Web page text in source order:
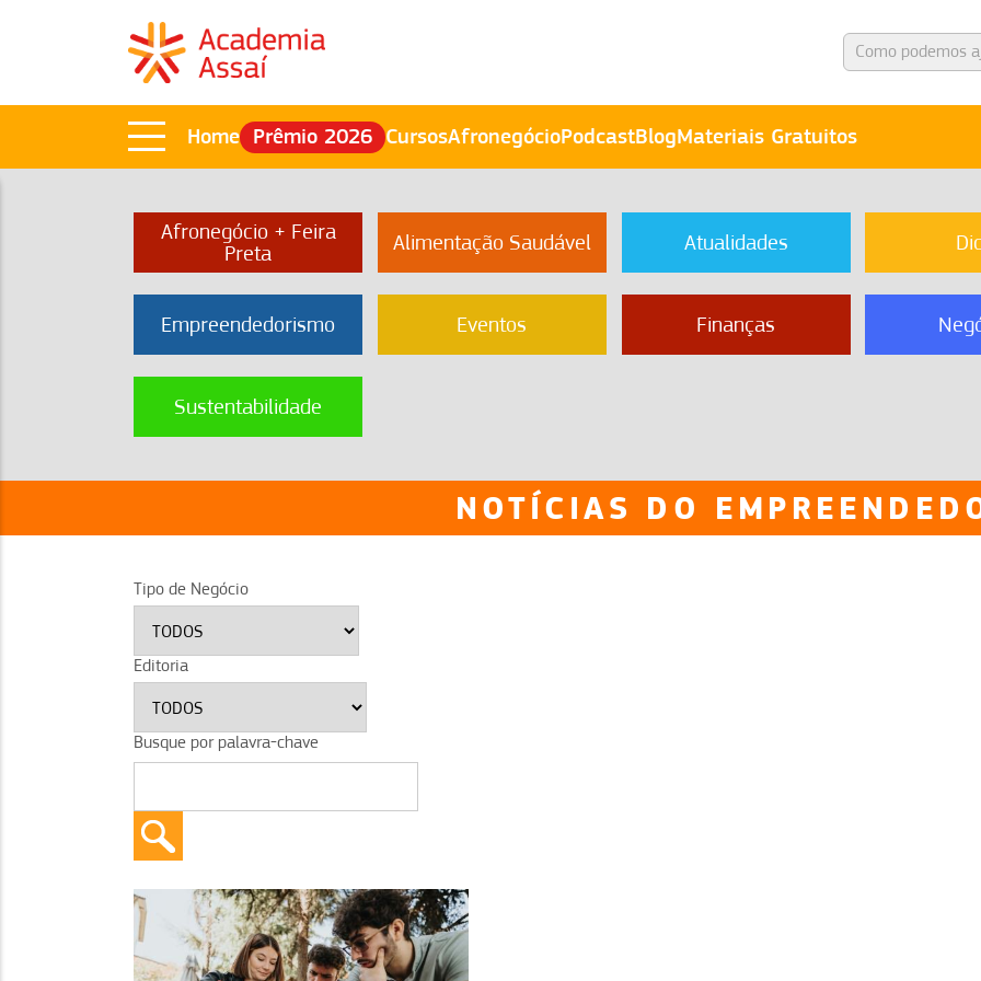
Home Prêmio 2026 CursosAfronegócioPodcastBlogMateriais Gratuitos
Afronegócio + Feira
Preta
Alimentação Saudável Atualidades
Empreendedorismo Eventos Finanças
Sustentabilidade
NOTÍCIAS DO
Tipo de Negócio
Editoria
Busque por palavra-chave